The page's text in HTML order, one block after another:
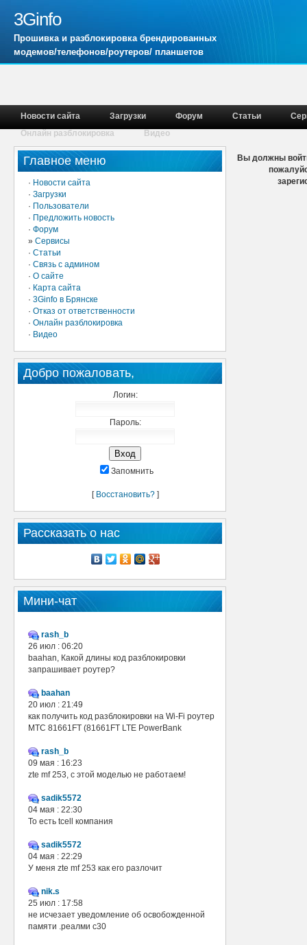
3Ginfo
Прошивка и разблокировка брендированных
модемов/телефонов/роутеров/ планшетов
Новости сайта Загрузки Форум Статьи
Онлайн разблокировка
Видео
Главное меню
· Новости сайта
· Загрузки
· Пользователи
· Предложить новость
· Форум
» Сервисы
· Статьи
· Связь с админом
· О сайте
· Карта сайта
· 3Ginfo в Брянске
· Отказ от ответственности
· Онлайн разблокировка
· Видео
Добро пожаловать,
Логин:
Пароль:
Запомнить
[ Восстановить?]
Рассказать о нас
Мини-чат
rash_b
26 июл : 06:20
baahan, Какой длины код разблокировки
запрашивает роутер?
baahan
20 июл : 21:49
как получить код разблокировки на Wi-Fi роутер
МТС 81661FT (81661FT LTE PowerBank
rash_b
09 мая : 16:23
zte mf 253, с этой моделью не работаем!
sadik5572
04 мая : 22:30
То есть tcell компания
sadik5572
04 мая : 22:29
У меня zte mf 253 как его разлочит
nik.s
25 июл : 17:58
не исчезает уведомление об освобожденной
памяти .реалми с30
Вы должны